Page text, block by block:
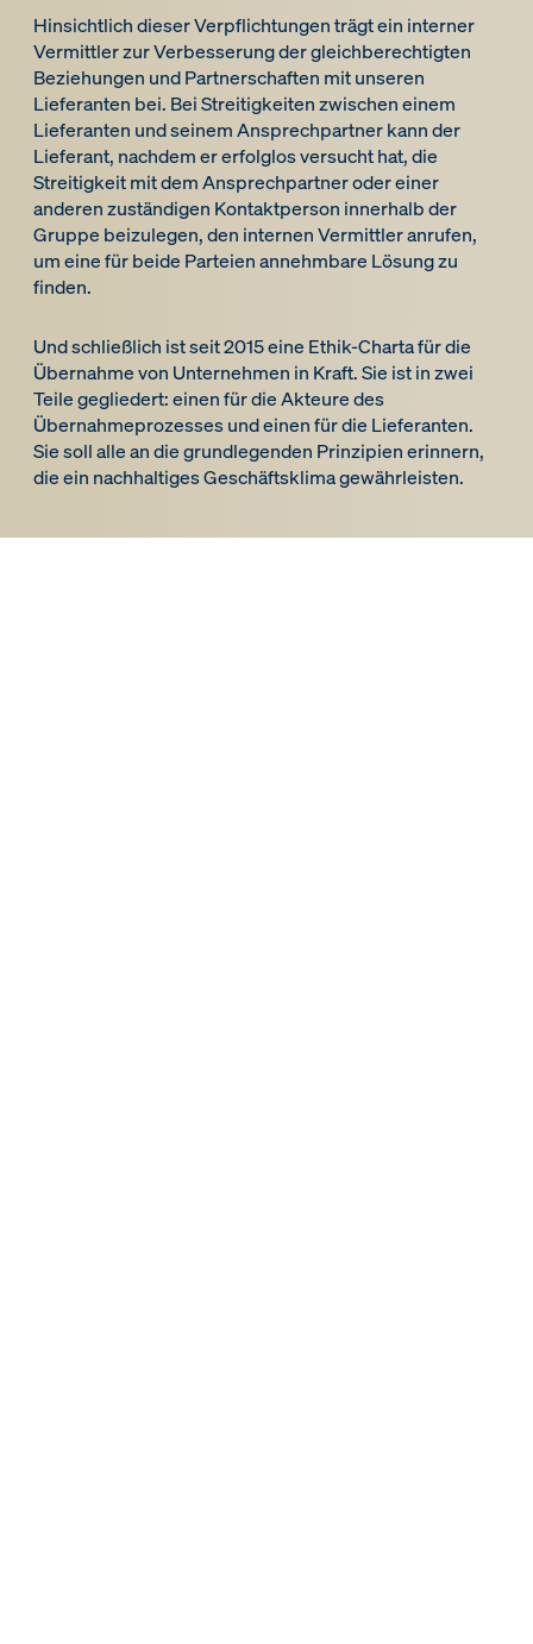
Hinsichtlich dieser Verpflichtungen trägt ein interner
Vermittler zur Verbesserung der gleichberechtigten
Beziehungen und Partnerschaften mit unseren
Lieferanten bei. Bei Streitigkeiten zwischen einem
Lieferanten und seinem Ansprechpartner kann der
Lieferant, nachdem er erfolglos versucht hat, die
Streitigkeit mit dem Ansprechpartner oder einer
anderen zuständigen Kontaktperson innerhalb der
Gruppe beizulegen, den internen Vermittler anrufen,
um eine für beide Parteien annehmbare Lösung zu
finden.
Und schließlich ist seit 2015 eine Ethik-Charta für die
Übernahme von Unternehmen in Kraft. Sie ist in zwei
Teile gegliedert: einen für die Akteure des
Übernahmeprozesses und einen für die Lieferanten.
Sie soll alle an die grundlegenden Prinzipien erinnern,
die ein nachhaltiges Geschäftsklima gewährleisten.